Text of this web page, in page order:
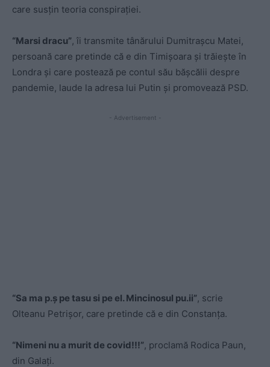
care susțin teoria conspirației.
“Marsi dracu”, îi transmite tânărului Dumitrașcu Matei,
persoană care pretinde că e din Timișoara și trăiește în
Londra și care postează pe contul său bășcălii despre
pandemie, laude la adresa lui Putin și promovează PSD.
- Advertisement -
“Sa ma p.ș pe tasu si pe el. Mincinosul pu.ii”, scrie
Olteanu Petrișor, care pretinde că e din Constanța.
“Nimeni nu a murit de covid!!!”, proclamă Rodica Paun,
din Galați.